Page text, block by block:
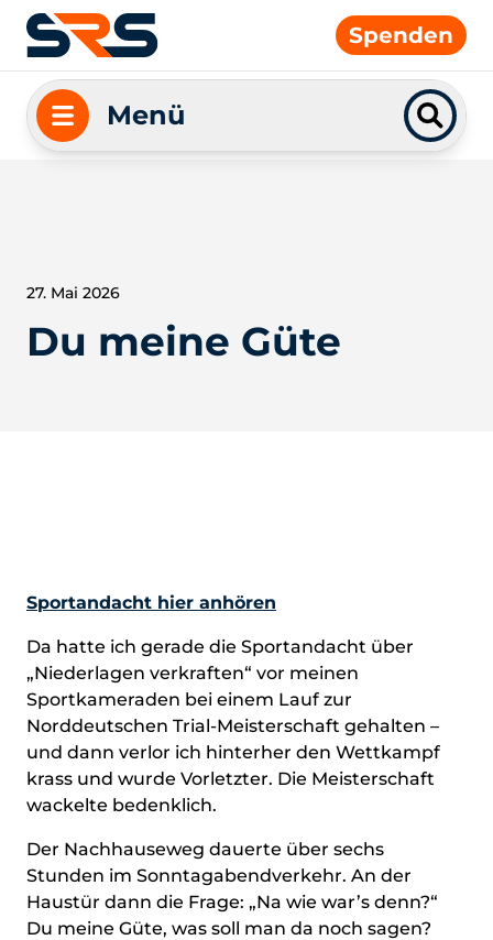
Spenden
Menü
27. Mai 2026
Du meine Güte
Sportandacht hier anhören
Da hatte ich gerade die Sportandacht über
„Niederlagen verkraften“ vor meinen
Sportkameraden bei einem Lauf zur
Norddeutschen Trial-Meisterschaft gehalten –
und dann verlor ich hinterher den Wettkampf
krass und wurde Vorletzter. Die Meisterschaft
wackelte bedenklich.
Der Nachhauseweg dauerte über sechs
Stunden im Sonntagabendverkehr. An der
Haustür dann die Frage: „Na wie war’s denn?“
Du meine Güte, was soll man da noch sagen?